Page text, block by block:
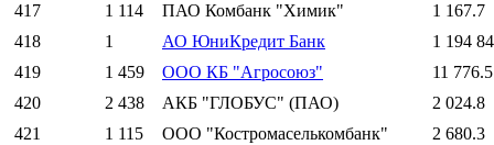
417
1 114 ПАО Комбанк "Химик"
1 167.7
418
1 АО ЮниКредит Банк
1 194
419
1 459 ООО КБ "Агросоюз"
11 776.5
420
2 438 АКБ "ГЛОБУС" (ПАО)
2 024.8
421
1 115 ООО "Костромаселькомбанк"
2 680.3